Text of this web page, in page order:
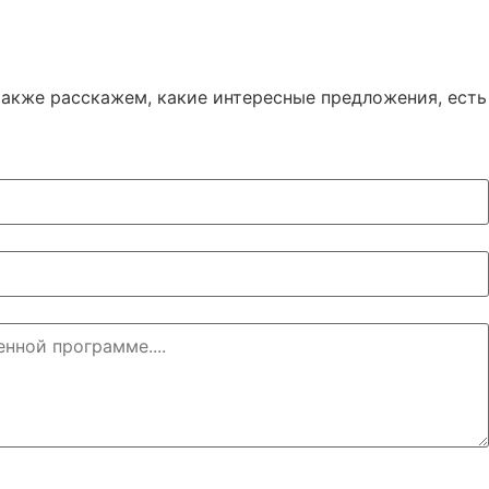
расскажем, какие интересные предложения, есть